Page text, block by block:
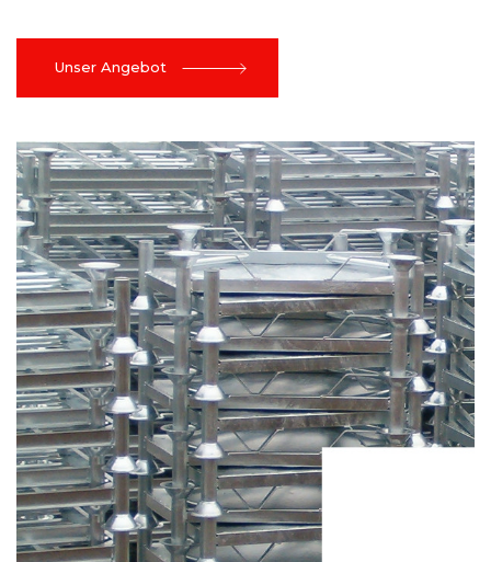
Unser Angebot